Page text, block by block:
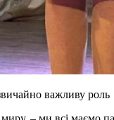
важливу роль